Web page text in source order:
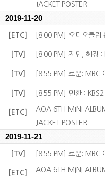
JACKET POSTER
2019-11-20
[ETC] [8:00 PM] 오디오클립
[TV] [8:00 PM] 지민, 혜정
[TV] [8:55 PM] 로운: MBC
[TV] [8:55 PM] 민환 :
[ETC]
AOA 6TH MINI
JACKET POSTER
2019-11-21
[TV] [8:55 PM] 로운: MBC
[ETC]
AOA 6TH MINI